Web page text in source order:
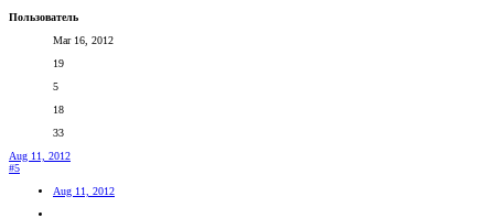
Пользователь
Mar 16, 2012
19
5
18
33
Aug 11, 2012
#5
Aug 11, 2012